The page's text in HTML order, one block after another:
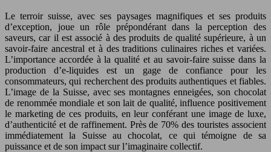
Le terroir suisse, avec ses paysages magnifiques et ses produits
d’exception, joue un rôle prépondérant dans la perception des
saveurs, car il est associé à des produits de qualité supérieure, à un
savoir-faire ancestral et à des traditions culinaires riches et variées.
L’importance accordée à la qualité et au savoir-faire suisse dans la
production d’e-liquides est un gage de confiance pour les
consommateurs, qui recherchent des produits authentiques et fiables.
L’image de la Suisse, avec ses montagnes enneigées, son chocolat
de renommée mondiale et son lait de qualité, influence positivement
le marketing de ces produits, en leur conférant une image de luxe,
d’authenticité et de raffinement. Près de 70% des touristes associent
immédiatement la Suisse au chocolat, ce qui témoigne de sa
puissance et de son impact sur l’imaginaire collectif.